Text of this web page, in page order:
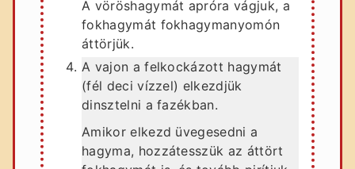
A vöröshagymát apróra vágjuk, a
fokhagymát fokhagymanyomón
áttörjük.
A vajon a felkockázott hagymát
(fél deci vízzel) elkezdjük
dinsztelni a fazékban.
Amikor elkezd üvegesedni a
hagyma, hozzátesszük az áttört